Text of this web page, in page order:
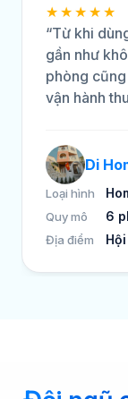
★★★★★
“Từ khi
gần như
phòng
vận hành
Di
Loại hình
Quy mô 6
Địa điểm